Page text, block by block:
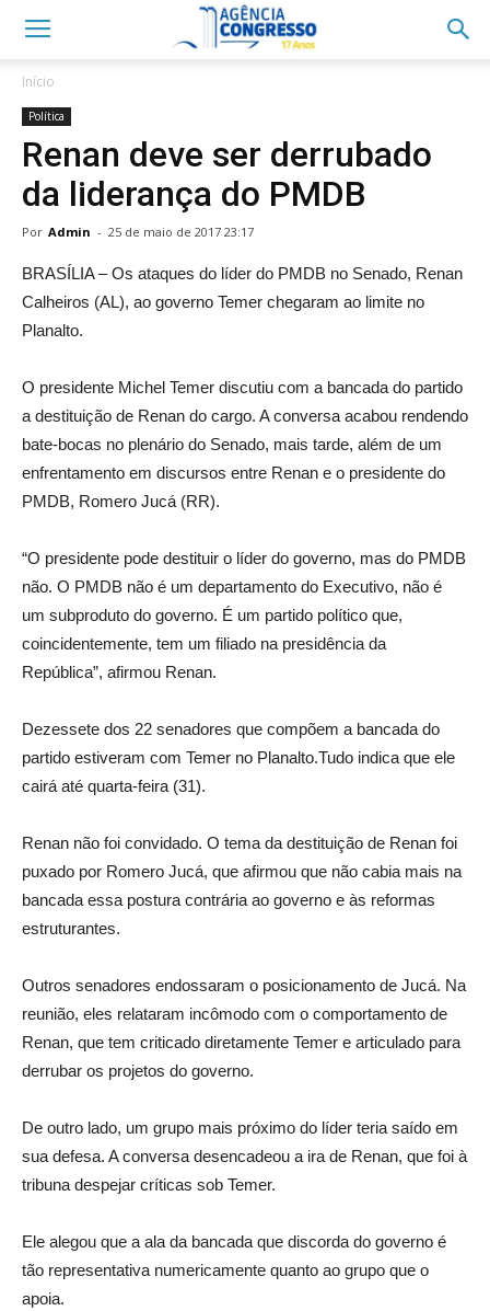
Início
Política
Renan deve ser derrubado
da liderança do PMDB
Por Admin - 25 de maio de 2017 23:17
BRASÍLIA – Os ataques do líder do PMDB no Senado, Renan
Calheiros (AL), ao governo Temer chegaram ao limite no
Planalto.
O presidente Michel Temer discutiu com a bancada do partido
a destituição de Renan do cargo. A conversa acabou rendendo
bate-bocas no plenário do Senado, mais tarde, além de um
enfrentamento em discursos entre Renan e o presidente do
PMDB, Romero Jucá (RR).
“O presidente pode destituir o líder do governo, mas do PMDB
não. O PMDB não é um departamento do Executivo, não é
um subproduto do governo. É um partido político que,
coincidentemente, tem um filiado na presidência da
República”, afirmou Renan.
Dezessete dos 22 senadores que compõem a bancada do
partido estiveram com Temer no Planalto.Tudo indica que ele
cairá até quarta-feira (31).
Renan não foi convidado. O tema da destituição de Renan foi
puxado por Romero Jucá, que afirmou que não cabia mais na
bancada essa postura contrária ao governo e às reformas
estruturantes.
Outros senadores endossaram o posicionamento de Jucá. Na
reunião, eles relataram incômodo com o comportamento de
Renan, que tem criticado diretamente Temer e articulado para
derrubar os projetos do governo.
De outro lado, um grupo mais próximo do líder teria saído em
sua defesa. A conversa desencadeou a ira de Renan, que foi à
tribuna despejar críticas sob Temer.
Ele alegou que a ala da bancada que discorda do governo é
tão representativa numericamente quanto ao grupo que o
apoia.